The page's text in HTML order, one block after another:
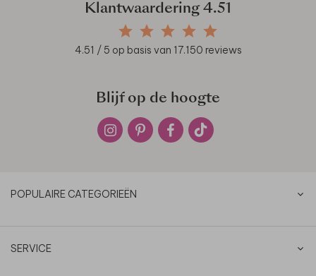
Klantwaardering 4.51
4.51 / 5 op basis van 17.150 reviews
Blijf op de hoogte
POPULAIRE CATEGORIEËN
SERVICE